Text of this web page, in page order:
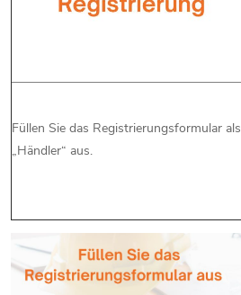
Füllen Sie das Registrierungsformular als
„Händler“ aus.